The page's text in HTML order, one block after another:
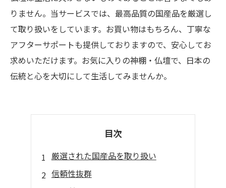
りません。当サービスでは、最高品質の国産品を厳選し
て取り扱いをしています。お買い物はもちろん、丁寧な
アフターサポートも提供しておりますので、安心してお
求めいただけます。お気に入りの神棚・仏壇で、日本の
伝統と心を大切にして生活してみませんか。
目次
厳選された国産品を取り扱い
信頼性抜群